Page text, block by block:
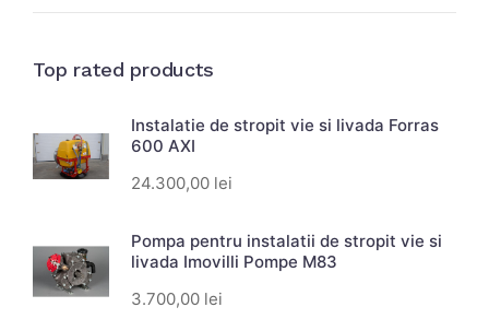
Top rated products
Instalatie de stropit vie si livada Forras
600 AXI
24.300,00 lei
Pompa pentru instalatii de stropit vie si
livada Imovilli Pompe M83
3.700,00 lei